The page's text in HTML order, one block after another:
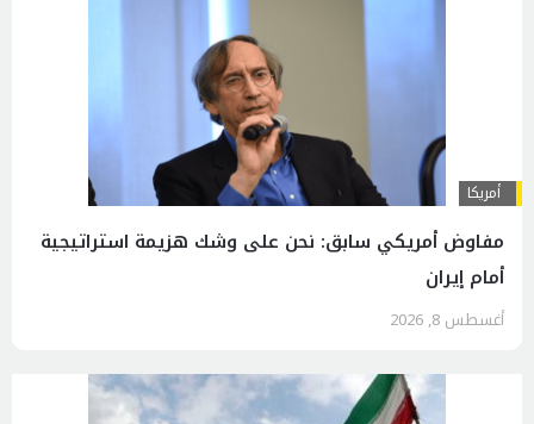
أمريكا
مفاوض أمريكي سابق: نحن على وشك هزيمة استراتيجية
أمام إيران
أغسطس 8, 2026